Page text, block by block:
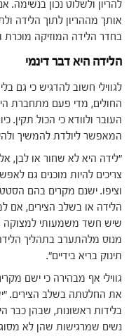
להריון ולשלוט נכון בנשימה.
אותך מההריון לתוך הלידה
בחדר הלידה המוזיקה מוכרת
הלידה היא דבר דינמי
לגווילי חשוב להדגיש כי
החולים, מדי פעם מתחברת
העובר ולוודא כי הכול תקין.
המאפשר ליולדת להמשיך
"לידה היא לא שחור או לבן,
צריכים להיות מוכנים גם
וציפו. ישנם מקרים בהם
הלידה או בשלב הצירים, אם
שיש חשד משמעותי למצוקה
מנוס מלהתערב בתהליך
תינוק בריא בידיים".
גווילי אף מבהירה כי ישם
את החלטתה בשלב הצירים.
בלידות ראשונות, שבהן כבר
נשים שמרגישות שהן לא